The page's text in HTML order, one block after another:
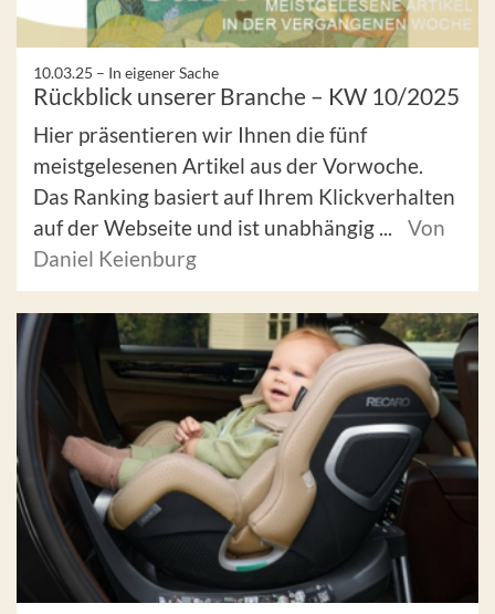
10.03.25 – In eigener Sache
Rückblick unserer Branche – KW 10/2025
Hier präsentieren wir Ihnen die fünf
meistgelesenen Artikel aus der Vorwoche.
Das Ranking basiert auf Ihrem Klickverhalten
auf der Webseite und ist unabhängig ...
Von
Daniel Keienburg